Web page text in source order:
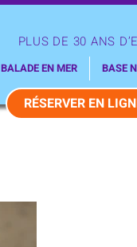
PLUS DE 30 ANS
BALADE EN MER BASE
RÉSERVER EN